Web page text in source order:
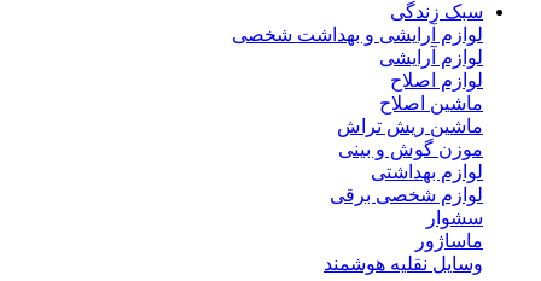
سبک زندگی
لوازم آرایشی و بهداشت شخصی
لوازم آرایشی
لوازم اصلاح
ماشین اصلاح
ماشین ریش تراش
موزن گوش و بینی
لوازم بهداشتی
لوازم شخصی برقی
سشوار
ماساژور
وسایل نقلیه هوشمند